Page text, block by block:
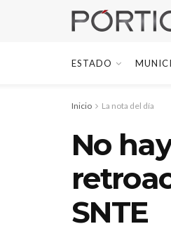
ESTADO
Inicio La nota del día
No
SNTE